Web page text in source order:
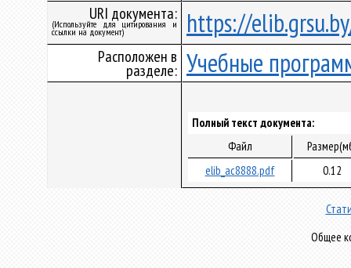
URI документа:
(Используйте для цитирования и
ссылки на документ) https://
Расположен в
разделе: Учебные
Полный текст документа:
Файл
elib_ac8888.pdf
0.12
Общее